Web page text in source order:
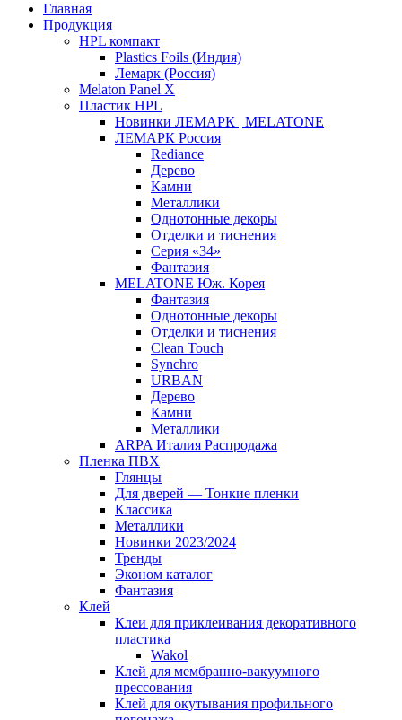
Главная
Продукция
HPL компакт
Plastics Foils (Индия)
Лемарк (Россия)
Melaton Panel X
Пластик HPL
Новинки ЛЕМАРК | MELATONE
ЛЕМАРК Россия
Rediance
Дерево
Камни
Металлики
Однотонные декоры
Отделки и тиснения
Серия «34»
Фантазия
MELATONE Юж. Корея
Фантазия
Однотонные декоры
Отделки и тиснения
Clean Touch
Synchro
URBAN
Дерево
Камни
Металлики
ARPA Италия Распродажа
Пленка ПВХ
Глянцы
Для дверей — Тонкие пленки
Классика
Металлики
Новинки 2023/2024
Тренды
Эконом каталог
Фантазия
Клей
Клеи для приклеивания декоративного
пластика
Wakol
Клей для мембранно-вакуумного
прессования
Клей для окутывания профильного